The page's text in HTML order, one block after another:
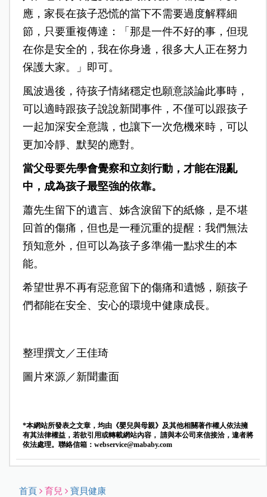
應，家長在孩子恐慌的當下不需要過度解釋細
節，只要重複傳達：「那是一件不好的事，但現
在你是安全的，我在你身邊，很多大人正在努力
保護大家。」即可。
風波過後，待孩子情緒穩定也願意談論此事時，
可以適時跟孩子說說新聞事件，不僅可以跟孩子
一起加深安全意識，也讓下一次危機來時，可以
更加冷靜、默契的應對。
當父母要先學會覺察和立刻行動，才能在混亂
中，成為孩子最堅強的依靠。
蕭先生留下的遺言、姊含淚留下的紙條，是不堪
回首的傷痛，但也是一種沉重的提醒：我們無法
預知意外，但可以為孩子多準備一點求生的本
能。
希望世界不再有惡意留下的傷痛和遺憾，願孩子
們都能在安全、安心的環境中健康成長。
整理撰文／王佳琦
圖片來源／新聞畫面
*本網站所發表之文章，均由《嬰兒與母親》及其他相關著作權人依法擁
有其法律權益，若欲引用或轉載網站內容， 請與本公司來信接洽，違者將
依法處理。聯絡信箱： webservice@mababy.com
首頁 育兒 寶貝健康